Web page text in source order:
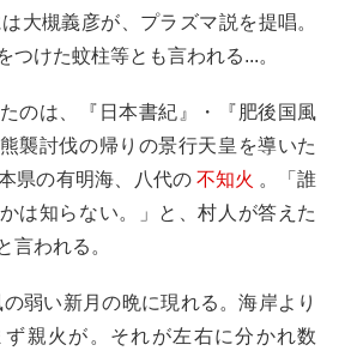
大槻義彦が、プラズマ説を提唱。
つけた蚊柱等とも言われる...。
のは、『日本書紀』・『肥後国風
襲討伐の帰りの景行天皇を導いた
県の有明海、八代の 不知火 。「誰
は知らない。」と、村人が答えた
言われる。
弱い新月の晩に現れる。海岸より
親火が。それが左右に分かれ数